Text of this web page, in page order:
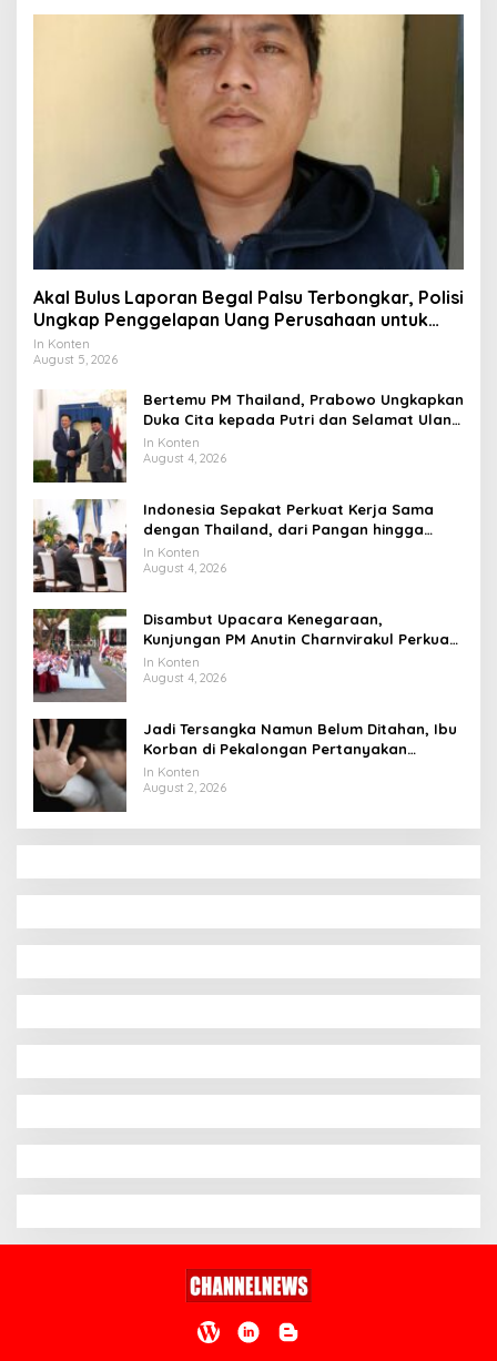
Akal Bulus Laporan Begal Palsu Terbongkar, Polisi
Ungkap Penggelapan Uang Perusahaan untuk
Crypto
In Konten
August 5, 2026
Bertemu PM Thailand, Prabowo Ungkapkan
Duka Cita kepada Putri dan Selamat Ulang
Tahun ke Raja Thailand
In Konten
August 4, 2026
Indonesia Sepakat Perkuat Kerja Sama
dengan Thailand, dari Pangan hingga
Ekonomi Digital
In Konten
August 4, 2026
Disambut Upacara Kenegaraan,
Kunjungan PM Anutin Charnvirakul Perkuat
Hubungan Indonesia-Thailand
In Konten
August 4, 2026
Jadi Tersangka Namun Belum Ditahan, Ibu
Korban di Pekalongan Pertanyakan
Keseriusan Polisi Tangani Kasus Rudapksa
Sampai Anaknya Hamil
In Konten
August 2, 2026